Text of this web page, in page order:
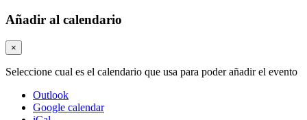
Añadir al calendario
×
Seleccione cual es el calendario que usa para poder añadir el evento
Outlook
Google calendar